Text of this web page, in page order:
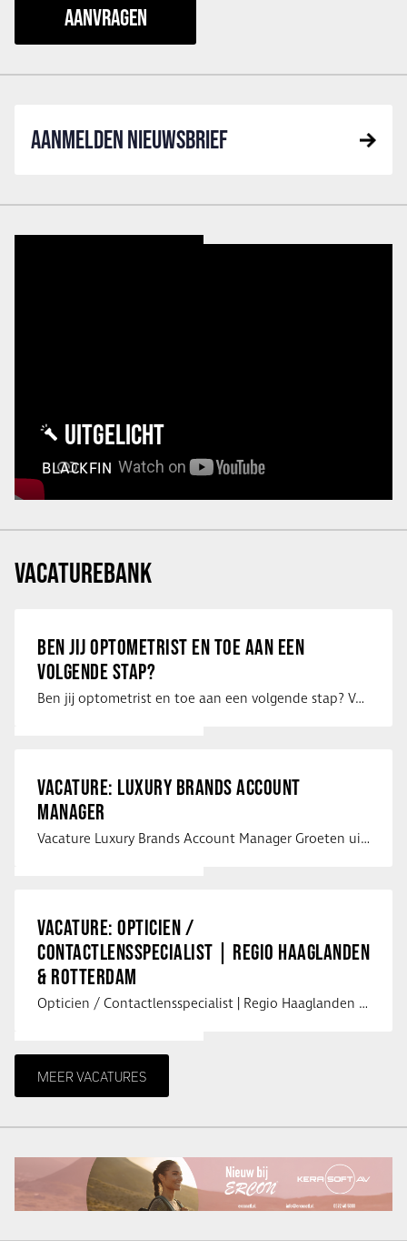
AANMELDEN NIEUWSBRIEF
UITGELICHT
BLACKFIN
VACATUREBANK
BEN JIJ OPTOMETRIST EN TOE AAN EEN
VOLGENDE STAP?
Ben jij optometrist en toe aan een volgende stap? Voor een optiekketen is Eye …
VACATURE: LUXURY BRANDS ACCOUNT
MANAGER
Vacature Luxury Brands Account Manager Groeten uit Spanje! Vanaf mijn …
VACATURE: OPTICIEN /
CONTACTLENSSPECIALIST | REGIO HAAGLANDEN
& ROTTERDAM
Opticien / Contactlensspecialist | Regio Haaglanden & Rotterdam Saludos uit …
MEER VACATURES